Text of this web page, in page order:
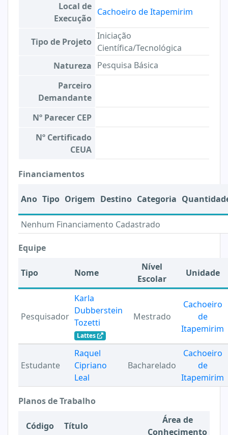
Local de
Execução
Cachoeiro de Itapemirim
Tipo de Projeto
Iniciação
Científica/Tecnológica
Natureza Pesquisa Básica
Parceiro
Demandante
Nº Parecer CEP
Nº Certificado
CEUA
Financiamentos
Ano Tipo Origem Destino Categoria
Nenhum Financiamento Cadastrado
Equipe
Tipo Nome
Nível
Escolar
Unidade
Pesquisador
Karla
Dubberstein
Tozetti
Lattes
Mestrado
Cachoeiro
de
Itapemirim
Estudante
Raquel
Cipriano
Leal
Bacharelado
Cachoeiro
de
Itapemirim
Planos de Trabalho
Código Título
Área de
Conhecimento